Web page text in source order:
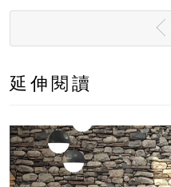
延伸閱讀